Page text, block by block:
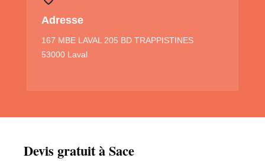
Adresse
167 MBE LAVAL 205 BD TRAPPISTINES
53000 Laval
Devis gratuit à Sace